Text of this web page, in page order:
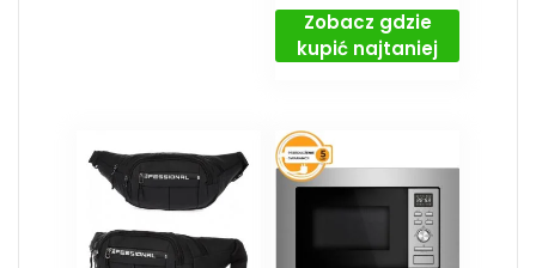
Zobacz gdzie
kupić najtaniej